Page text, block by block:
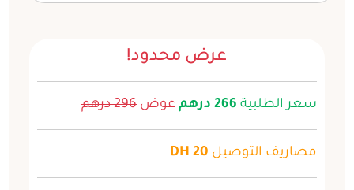
عرض محدود!
سعر الطلبية 266 درهم عوض 296 درهم
مصاريف التوصيل 20 DH